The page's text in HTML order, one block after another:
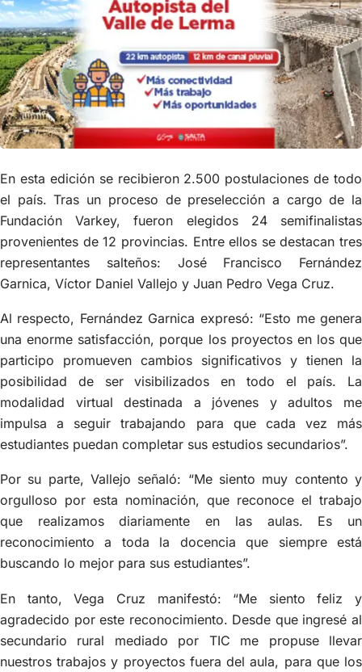
En esta edición se recibieron 2.500 postulaciones de todo
el país. Tras un proceso de preselección a cargo de la
Fundación Varkey, fueron elegidos 24 semifinalistas
provenientes de 12 provincias. Entre ellos se destacan tres
representantes salteños: José Francisco Fernández
Garnica, Víctor Daniel Vallejo y Juan Pedro Vega Cruz.
Al respecto, Fernández Garnica expresó: “Esto me genera
una enorme satisfacción, porque los proyectos en los que
participo promueven cambios significativos y tienen la
posibilidad de ser visibilizados en todo el país. La
modalidad virtual destinada a jóvenes y adultos me
impulsa a seguir trabajando para que cada vez más
estudiantes puedan completar sus estudios secundarios”.
Por su parte, Vallejo señaló: “Me siento muy contento y
orgulloso por esta nominación, que reconoce el trabajo
que realizamos diariamente en las aulas. Es un
reconocimiento a toda la docencia que siempre está
buscando lo mejor para sus estudiantes”.
En tanto, Vega Cruz manifestó: “Me siento feliz y
agradecido por este reconocimiento. Desde que ingresé al
secundario rural mediado por TIC me propuse llevar
nuestros trabajos y proyectos fuera del aula, para que los